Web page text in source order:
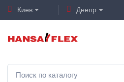
Киев Днепр